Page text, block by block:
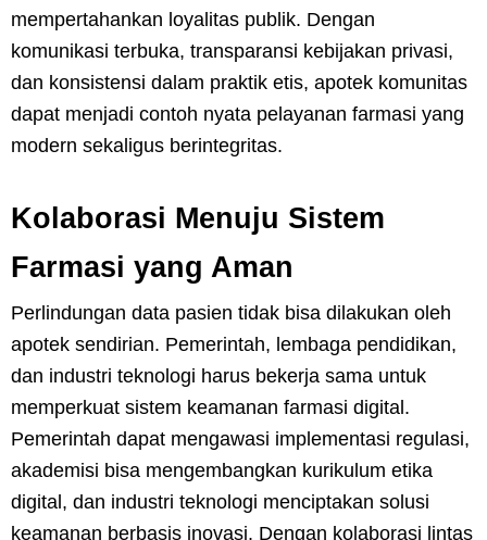
mempertahankan loyalitas publik. Dengan
komunikasi terbuka, transparansi kebijakan privasi,
dan konsistensi dalam praktik etis, apotek komunitas
dapat menjadi contoh nyata pelayanan farmasi yang
modern sekaligus berintegritas.
Kolaborasi Menuju Sistem
Farmasi yang Aman
Perlindungan data pasien tidak bisa dilakukan oleh
apotek sendirian. Pemerintah, lembaga pendidikan,
dan industri teknologi harus bekerja sama untuk
memperkuat sistem keamanan farmasi digital.
Pemerintah dapat mengawasi implementasi regulasi,
akademisi bisa mengembangkan kurikulum etika
digital, dan industri teknologi menciptakan solusi
keamanan berbasis inovasi. Dengan kolaborasi lintas